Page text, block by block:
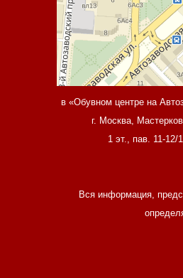
в «Обувном центре на
г. Москва,
1 эт., пав. 11-12/1
Вся информация,